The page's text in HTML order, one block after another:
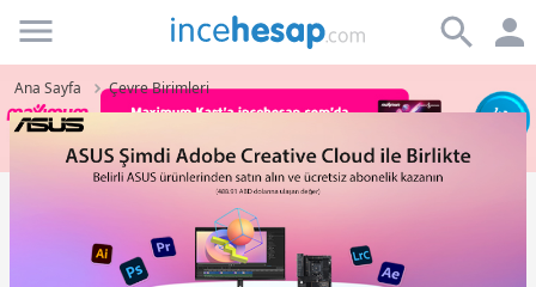
Incehesap
Ana Sayfa Çevre Birimleri